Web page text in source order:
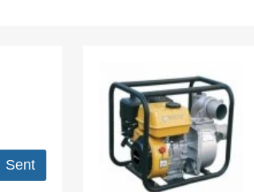
Sent